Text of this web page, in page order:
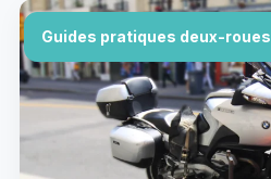
Guides pratiques deux-roues